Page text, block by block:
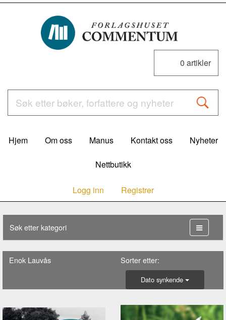
0 artikler
Hjem Om oss Manus Kontakt oss Nyheter
Nettbutikk
Logg inn Registrer
Søk etter kategori
Enok Lauvås Sorter etter:
Dato synkende